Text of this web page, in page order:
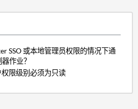
SSO 或本地管理员权限的情况下通
作业？
限级别必须为只读